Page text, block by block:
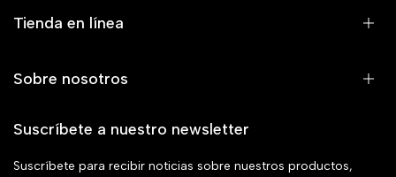
Tienda en línea
Sobre nosotros
Suscríbete a nuestro newsletter
Suscríbete para recibir noticias sobre nuestros productos,